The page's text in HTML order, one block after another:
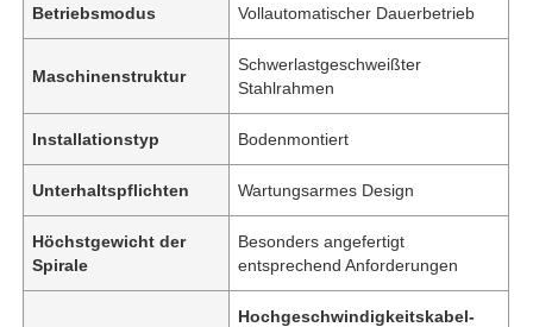
Betriebsmodus Vollautomatischer Dauerbetrieb
Maschinenstruktur
Schwerlastgeschweißter
Stahlrahmen
Installationstyp Bodenmontiert
Unterhaltspflichten Wartungsarmes Design
Höchstgewicht der
Spirale
Besonders angefertigt
entsprechend Anforderungen
Hochgeschwindigkeitskabel-